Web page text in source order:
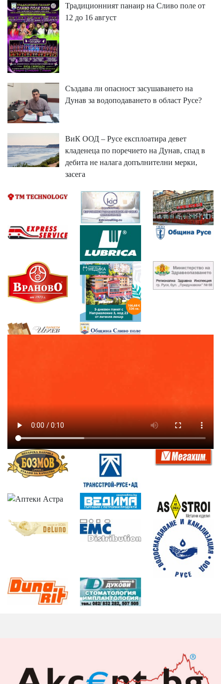
Традиционният панаир на Сливо поле от
12 до 16 август
Създава ли опасност засушаването на
Дунав за водоподаването в област Русе?
ВиК ООД – Русе експлоатира девет
кладенеца по поречието на Дунав, спад в
дебита не налага допълнителни мерки,
засега